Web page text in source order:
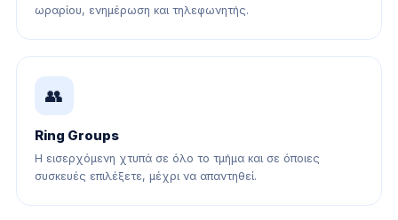
ωραρίου, ενημέρωση και τηλεφωνητής.
👥
Ring Groups
Η εισερχόμενη χτυπά σε όλο το τμήμα και σε όποιες
συσκευές επιλέξετε, μέχρι να απαντηθεί.